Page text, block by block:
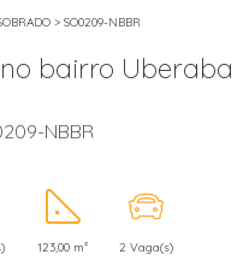
> SO0209-NBBR
bairro Uberaba
NBBR
123,00 m² 2 Vaga(s)